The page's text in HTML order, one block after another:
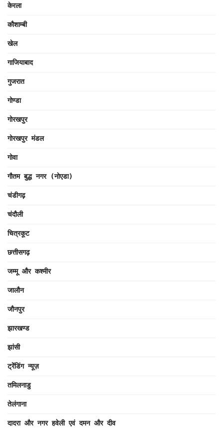
केरला
कौशाम्बी
खेल
गाजियाबाद
गुजरात
गोण्डा
गोरखपुर
गोरखपुर मंडल
गोवा
गौतम बुद्ध नगर (नोएडा)
चंडीगढ़
चंदौली
चित्रकूट
छत्तीसगढ़
जम्मू और कश्मीर
जालौन
जौनपुर
झारखण्ड
झांसी
ट्रेंडिंग न्यूज़
तमिलनाडु
तेलंगाना
दादरा और नगर हवेली एवं दमन और दीव